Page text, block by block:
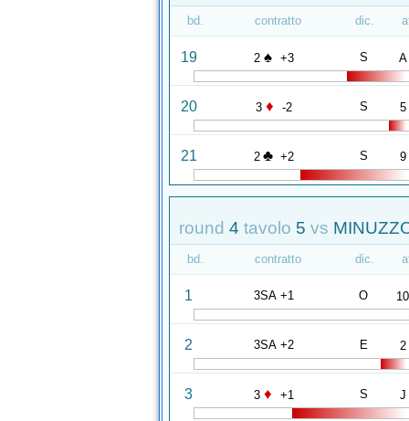
bd. contratto dic.
19 2 ♠ +3 S A
20 3 ♦ -2 S 5
21 2 ♣ +2 S 9
round 4 tavolo 5 vs
bd. contratto dic.
1 3SA +1 O 10
2 3SA +2 E 2
3 3 ♦ +1 S J